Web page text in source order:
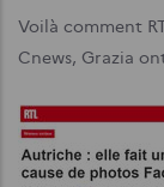
Voilà comment
Cnews, Grazia